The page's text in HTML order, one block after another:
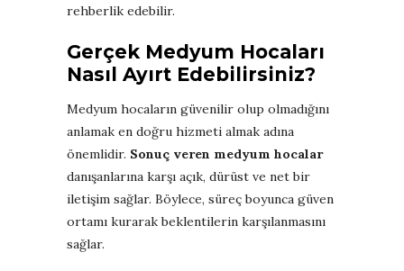
rehberlik edebilir.
Gerçek Medyum Hocaları
Nasıl Ayırt Edebilirsiniz?
Medyum hocaların güvenilir olup olmadığını
anlamak en doğru hizmeti almak adına
önemlidir. Sonuç veren medyum hocalar
danışanlarına karşı açık, dürüst ve net bir
iletişim sağlar. Böylece, süreç boyunca güven
ortamı kurarak beklentilerin karşılanmasını
sağlar.